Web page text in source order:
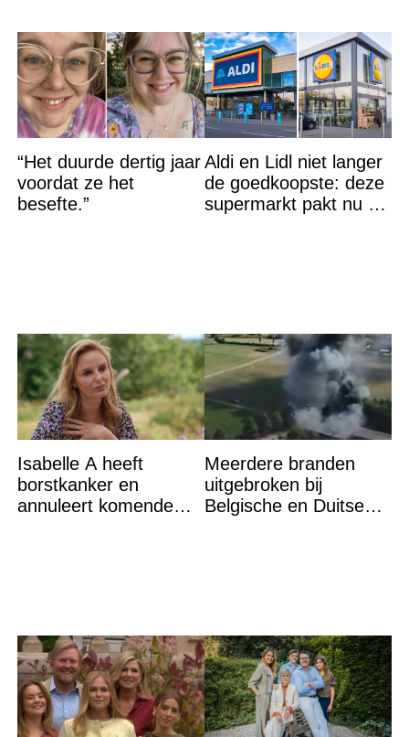
“Het duurde dertig jaar
voordat ze het
besefte.”
Aldi en Lidl niet langer
de goedkoopste: deze
supermarkt pakt nu de
Isabelle A heeft
borstkanker en
annuleert komende
Meerdere branden
uitgebroken bij
Belgische en Duitse